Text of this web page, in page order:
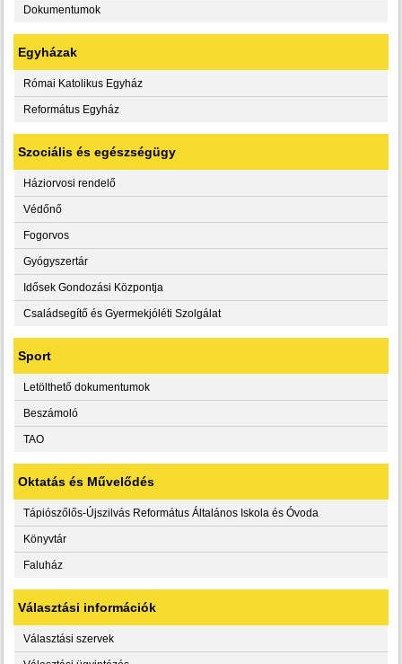
Dokumentumok
Egyházak
Római Katolikus Egyház
Református Egyház
Szociális és egészségügy
Háziorvosi rendelő
Védőnő
Fogorvos
Gyógyszertár
Idősek Gondozási Központja
Családsegítő és Gyermekjóléti Szolgálat
Sport
Letölthető dokumentumok
Beszámoló
TAO
Oktatás és Művelődés
Tápiószőlős-Újszilvás Református Általános Iskola és Óvoda
Könyvtár
Faluház
Választási információk
Választási szervek